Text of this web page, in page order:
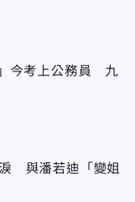
今考上公務員 九
與潘若迪「變姐